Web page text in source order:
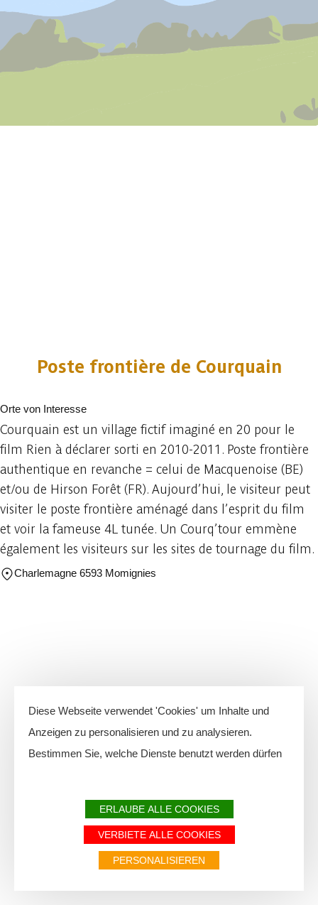
Poste frontière de Courquain
Orte von Interesse
Courquain est un village fictif imaginé en 20 pour le
film Rien à déclarer sorti en 2010-2011. Poste frontière
authentique en revanche = celui de Macquenoise (BE)
et/ou de Hirson Forêt (FR). Aujourd’hui, le visiteur peut
visiter le poste frontière aménagé dans l’esprit du film
et voir la fameuse 4L tunée. Un Courq’tour emmène
également les visiteurs sur les sites de tournage du film.
Charlemagne 6593 Momignies
Diese Webseite verwendet 'Cookies' um Inhalte und
Anzeigen zu personalisieren und zu analysieren.
Bestimmen Sie, welche Dienste benutzt werden dürfen
ERLAUBE ALLE COOKIES
VERBIETE ALLE COOKIES
PERSONALISIEREN